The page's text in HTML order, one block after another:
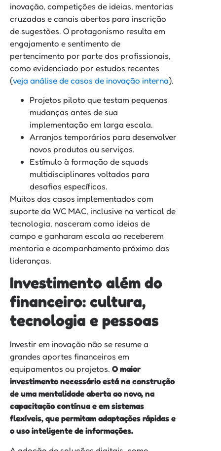
inovação, competições de ideias, mentorias
cruzadas e canais abertos para inscrição
de sugestões. O protagonismo resulta em
engajamento e sentimento de
pertencimento por parte dos profissionais,
como evidenciado por estudos recentes
(veja análise de casos de inovação interna).
Projetos piloto que testam pequenas
mudanças antes de sua
implementação em larga escala.
Arranjos temporários para desenvolver
novos produtos ou serviços.
Estímulo à formação de squads
multidisciplinares voltados para
desafios específicos.
Muitos dos casos implementados com
suporte da WC MAC, inclusive na vertical de
tecnologia, nasceram como ideias de
campo e ganharam escala ao receberem
mentoria e acompanhamento próximo das
lideranças.
Investimento além do
financeiro: cultura,
tecnologia e pessoas
Investir em inovação não se resume a
grandes aportes financeiros em
equipamentos ou projetos. O maior
investimento necessário está na construção
de uma mentalidade aberta ao novo, na
capacitação contínua e em sistemas
flexíveis, que permitam adaptações rápidas e
o uso inteligente de informações.